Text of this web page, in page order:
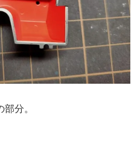
分。